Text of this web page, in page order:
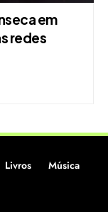
em
redes
Livros
Música